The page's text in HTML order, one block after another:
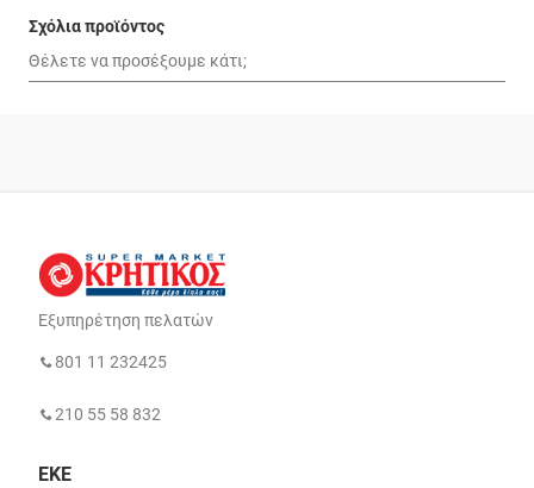
Σχόλια προϊόντος
Εξυπηρέτηση πελατών
801 11 232425
210 55 58 832
ΕΚΕ